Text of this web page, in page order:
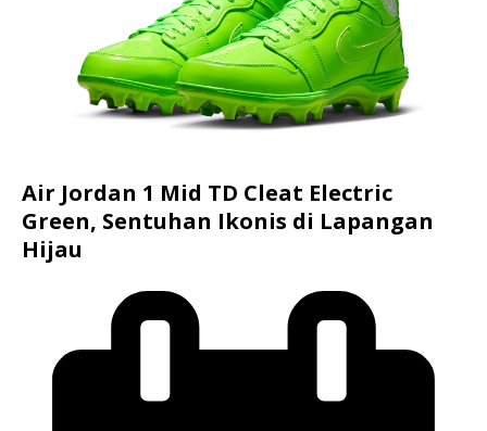
Air Jordan 1 Mid TD Cleat Electric
Green, Sentuhan Ikonis di Lapangan
Hijau